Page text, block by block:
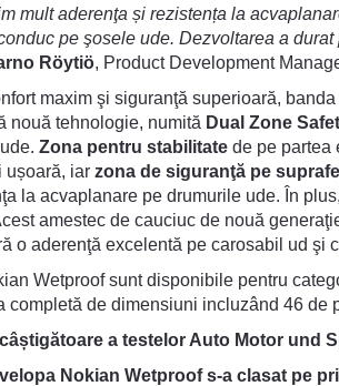
mult aderenţa și rezistența la
pe şosele ude. Dezvoltarea a
Röytiö, Product Development
maxim şi siguranţă superioară,
nouă tehnologie, numită Dual Zone
Zona pentru stabilitatede pe partea
ușoară, iar zona de siguranţă pe
la acvaplanare pe drumurile ude. În plus,
amestec de cauciuc de nouă
o aderenţă excelentă pe carosabil ud şi
Wetproof sunt disponibile pentru
completă de dimensiuni incluzând 46
a testelor Auto Motor und
Nokian Wetproof s-a clasat pe